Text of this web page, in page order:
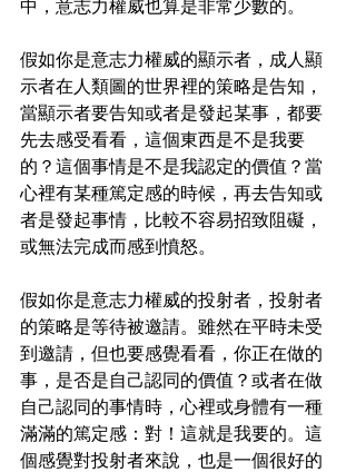
中，意志力權威也算是非常少數的。
假如你是意志力權威的顯示者，成人顯
示者在人類圖的世界裡的策略是告知，
當顯示者要告知或者是發起某事，都要
先去感受看看，這個東西是不是我要
的？這個事情是不是我認定的價值？當
心裡有某種篤定感的時候，再去告知或
者是發起事情，比較不容易招致阻礙，
或無法完成而感到憤怒。
假如你是意志力權威的投射者，投射者
的策略是等待被邀請。雖然在平時未受
到邀請，但也要感覺看看，你正在做的
事，是否是自己認同的價值？或者在做
自己認同的事情時，心裡或身體有一種
滿滿的篤定感：對！這就是我要的。這
個感覺對投射者來說，也是一個很好的